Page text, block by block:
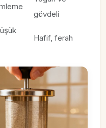
gövdeli
Hafif, ferah